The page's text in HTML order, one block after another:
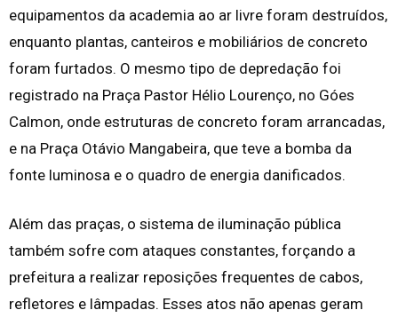
equipamentos da academia ao ar livre foram destruídos,
enquanto plantas, canteiros e mobiliários de concreto
foram furtados. O mesmo tipo de depredação foi
registrado na Praça Pastor Hélio Lourenço, no Góes
Calmon, onde estruturas de concreto foram arrancadas,
e na Praça Otávio Mangabeira, que teve a bomba da
fonte luminosa e o quadro de energia danificados.
Além das praças, o sistema de iluminação pública
também sofre com ataques constantes, forçando a
prefeitura a realizar reposições frequentes de cabos,
refletores e lâmpadas. Esses atos não apenas geram